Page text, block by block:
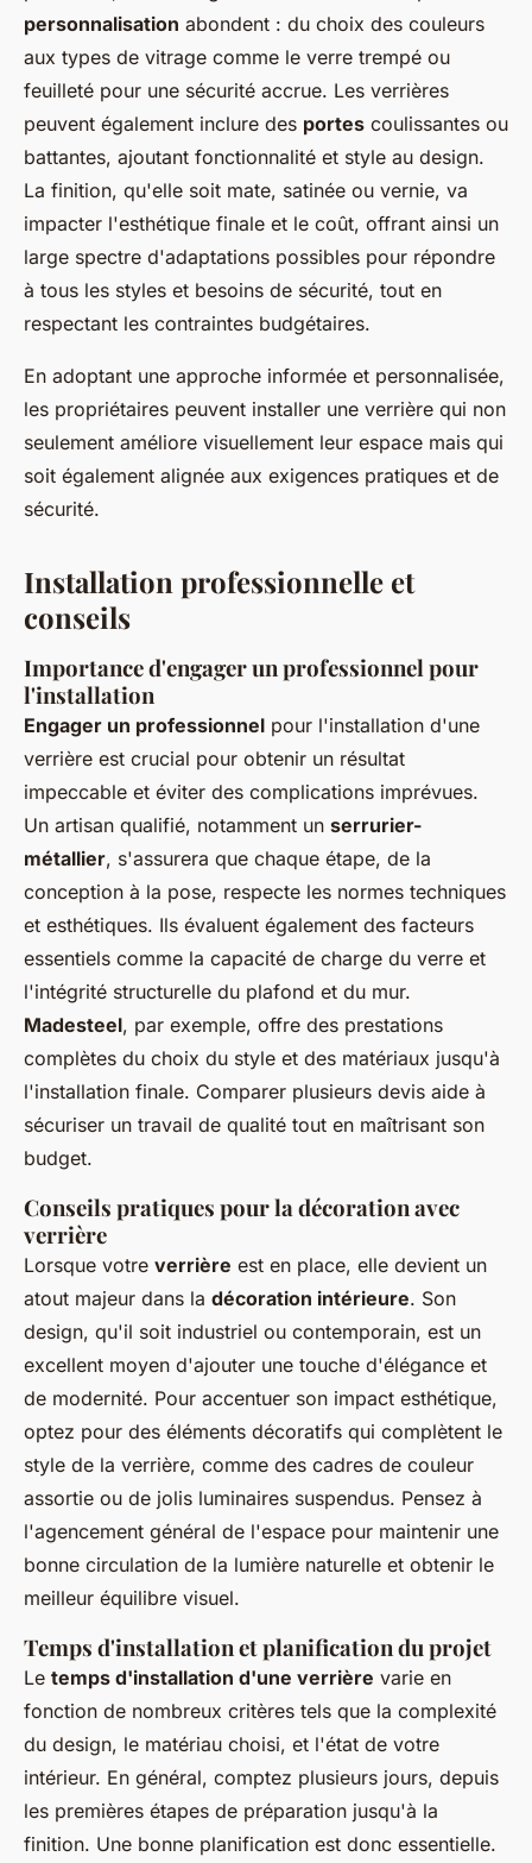
personnalisation abondent : du choix des couleurs
aux types de vitrage comme le verre trempé ou
feuilleté pour une sécurité accrue. Les verrières
peuvent également inclure des portes coulissantes ou
battantes, ajoutant fonctionnalité et style au design.
La finition, qu'elle soit mate, satinée ou vernie, va
impacter l'esthétique finale et le coût, offrant ainsi un
large spectre d'adaptations possibles pour répondre
à tous les styles et besoins de sécurité, tout en
respectant les contraintes budgétaires.
En adoptant une approche informée et personnalisée,
les propriétaires peuvent installer une verrière qui non
seulement améliore visuellement leur espace mais qui
soit également alignée aux exigences pratiques et de
sécurité.
Installation professionnelle et
conseils
Importance d'engager un professionnel pour
l'installation
Engager un professionnel pour l'installation d'une
verrière est crucial pour obtenir un résultat
impeccable et éviter des complications imprévues.
Un artisan qualifié, notamment un serrurier-
métallier, s'assurera que chaque étape, de la
conception à la pose, respecte les normes techniques
et esthétiques. Ils évaluent également des facteurs
essentiels comme la capacité de charge du verre et
l'intégrité structurelle du plafond et du mur.
Madesteel, par exemple, offre des prestations
complètes du choix du style et des matériaux jusqu'à
l'installation finale. Comparer plusieurs devis aide à
sécuriser un travail de qualité tout en maîtrisant son
budget.
Conseils pratiques pour la décoration avec
verrière
Lorsque votre verrière est en place, elle devient un
atout majeur dans la décoration intérieure. Son
design, qu'il soit industriel ou contemporain, est un
excellent moyen d'ajouter une touche d'élégance et
de modernité. Pour accentuer son impact esthétique,
optez pour des éléments décoratifs qui complètent le
style de la verrière, comme des cadres de couleur
assortie ou de jolis luminaires suspendus. Pensez à
l'agencement général de l'espace pour maintenir une
bonne circulation de la lumière naturelle et obtenir le
meilleur équilibre visuel.
Temps d'installation et planification du projet
Le temps d'installation d'une verrière varie en
fonction de nombreux critères tels que la complexité
du design, le matériau choisi, et l'état de votre
intérieur. En général, comptez plusieurs jours, depuis
les premières étapes de préparation jusqu'à la
finition. Une bonne planification est donc essentielle.